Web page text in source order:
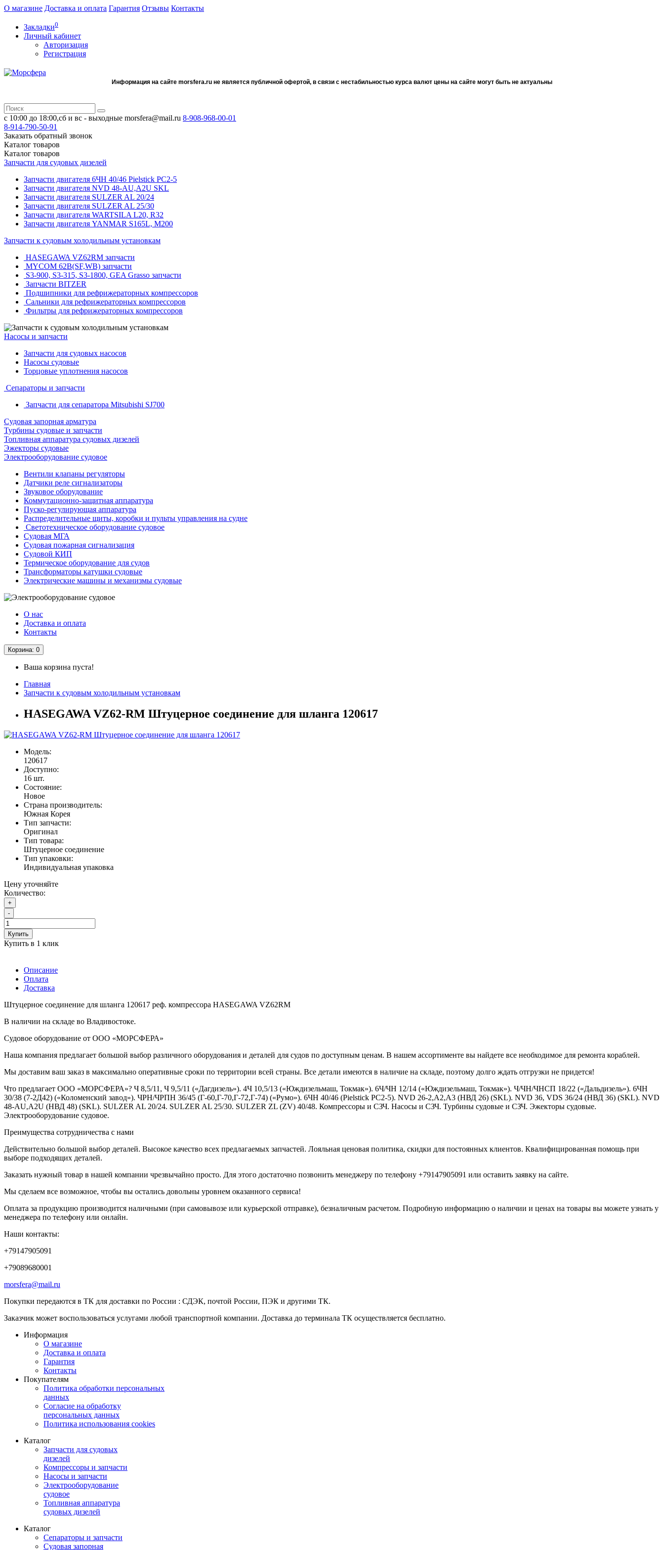
О магазине Доставка и оплата Гарантия Отзывы Контакты
Закладки0
Личный кабинет
Авторизация
Регистрация
Информация на сайте morsfera.ru не является публичной офертой, в связи с нестабильностью курса валют цены на сайте могут быть не актуальны
с 10:00 до 18:00,сб и вс - выходные morsfera@mail.ru 8-908-968-00-01
8-914-790-50-91
Заказать обратный звонок
Каталог товаров
Каталог товаров
Запчасти для судовых дизелей
Запчасти двигателя 6ЧН 40/46 Pielstick PC2-5
Запчасти двигателя NVD 48-AU,A2U SKL
Запчасти двигателя SULZER AL 20/24
Запчасти двигателя SULZER AL 25/30
Запчасти двигателя WARTSILA L20, R32
Запчасти двигателя YANMAR S165L, M200
Запчасти к судовым холодильным установкам
HASEGAWA VZ62RM запчасти
MYCOM 62B(SF,WB) запчасти
S3-900, S3-315, S3-1800, GEA Grasso запчасти
Запчасти BITZER
Подшипники для рефрижераторных компрессоров
Сальники для рефрижераторных компрессоров
Фильтры для рефрижераторных компрессоров
Насосы и запчасти
Запчасти для судовых насосов
Насосы судовые
Торцовые уплотнения насосов
Сепараторы и запчасти
Запчасти для сепаратора Mitsubishi SJ700
Судовая запорная арматура
Турбины судовые и запчасти
Топливная аппаратура судовых дизелей
Эжекторы судовые
Электрооборудование судовое
Вентили клапаны регуляторы
Датчики реле сигнализаторы
Звуковое оборудование
Коммутационно-защитная аппаратура
Пуско-регулирующая аппаратура
Распределительные щиты, коробки и пульты управления на судне
Светотехническое оборудование судовое
Судовая МГА
Судовая пожарная сигнализация
Судовой КИП
Термическое оборудование для судов
Трансформаторы катушки судовые
Электрические машины и механизмы судовые
О нас
Доставка и оплата
Контакты
Корзина: 0
Ваша корзина пуста!
Главная
Запчасти к судовым холодильным установкам
HASEGAWA VZ62-RM Штуцерное соединение для шланга 120617
Модель:
120617
Доступно:
16 шт.
Состояние:
Новое
Страна производитель:
Южная Корея
Тип запчасти:
Оригинал
Тип товара:
Штуцерное соединение
Тип упаковки:
Индивидуальная упаковка
Цену уточняйте
Количество:
+
-
Купить
Купить в 1 клик
Описание
Оплата
Доставка
Штуцерное соединение для шланга 120617 реф. компрессора HASEGAWA VZ62RM
В наличии на складе во Владивостоке.
Судовое оборудование от ООО «МОРСФЕРА»
Наша компания предлагает большой выбор различного оборудования и деталей для судов по доступным ценам. В нашем ассортименте вы найдете все необходимое для ремонта кораблей.
Мы доставим ваш заказ в максимально оперативные сроки по территории всей страны. Все детали имеются в наличие на складе, поэтому долго ждать отгрузки не придется!
Что предлагает ООО «МОРСФЕРА»? Ч 8,5/11, Ч 9,5/11 («Дагдизель»). 4Ч 10,5/13 («Юждизельмаш, Токмак»). 6Ч/ЧН 12/14 («Юждизельмаш, Токмак»). Ч/ЧН/ЧНСП 18/22 («Дальдизель»). 6ЧН
30/38 (7-2Д42) («Коломенский завод»). ЧРН/ЧРПН 36/45 (Г-60,Г-70,Г-72,Г-74) («Румо»). 6ЧН 40/46 (Pielstick PC2-5). NVD 26-2,A2,A3 (НВД 26) (SKL). NVD 36, VDS 36/24 (НВД 36) (SKL). NVD
48-AU,A2U (НВД 48) (SKL). SULZER AL 20/24. SULZER AL 25/30. SULZER ZL (ZV) 40/48. Компрессоры и СЗЧ. Насосы и СЗЧ. Турбины судовые и СЗЧ. Эжекторы судовые.
Электрооборудование судовое.
Преимущества сотрудничества с нами
Действительно большой выбор деталей. Высокое качество всех предлагаемых запчастей. Лояльная ценовая политика, скидки для постоянных клиентов. Квалифицированная помощь при
выборе подходящих деталей.
Заказать нужный товар в нашей компании чрезвычайно просто. Для этого достаточно позвонить менеджеру по телефону +79147905091 или оставить заявку на сайте.
Мы сделаем все возможное, чтобы вы остались довольны уровнем оказанного сервиса!
Оплата за продукцию производится наличными (при самовывозе или курьерской отправке), безналичным расчетом. Подробную информацию о наличии и ценах на товары вы можете узнать у
менеджера по телефону или онлайн.
Наши контакты:
+79147905091
+79089680001
morsfera@mail.ru
Покупки передаются в ТК для доставки по России : СДЭК, почтой России, ПЭК и другими ТК.
Заказчик может воспользоваться услугами любой транспортной компании. Доставка до терминала ТК осуществляется бесплатно.
Информация
О магазине
Доставка и оплата
Гарантия
Контакты
Покупателям
Политика обработки персональных
данных
Согласие на обработку
персональных данных
Политика использования cookies
Каталог
Запчасти для судовых
дизелей
Компрессоры и запчасти
Насосы и запчасти
Электрооборудование
судовое
Топливная аппаратура
судовых дизелей
Каталог
Сепараторы и запчасти
Судовая запорная